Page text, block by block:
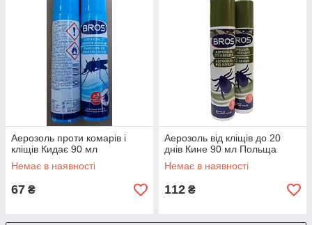
Аерозоль проти комарів і
кліщів Кидає 90 мл
Немає в наявності
67 ₴
Аерозоль від кліщів до 20
днів Кине 90 мл Польща
Немає в наявності
112 ₴